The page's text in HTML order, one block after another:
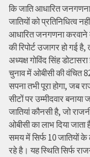
कि जाति आधारित
जातियों को प्रतिनिधित्व
आधारित जनगणना करवाने
की रिपोर्ट उजागर हो गई
अध्यक्ष गोविंद सिंह
चुनाव में ओबीसी की वंचित
सपना तभी पूरा होगा, जब
सीटों पर उम्मीदवार
जातियां कौनसी है, जो
ओबीसी का लाभ दिया
समय में सिर्फ 10 जातियों
रहे है। यह स्थिति सिर्फ